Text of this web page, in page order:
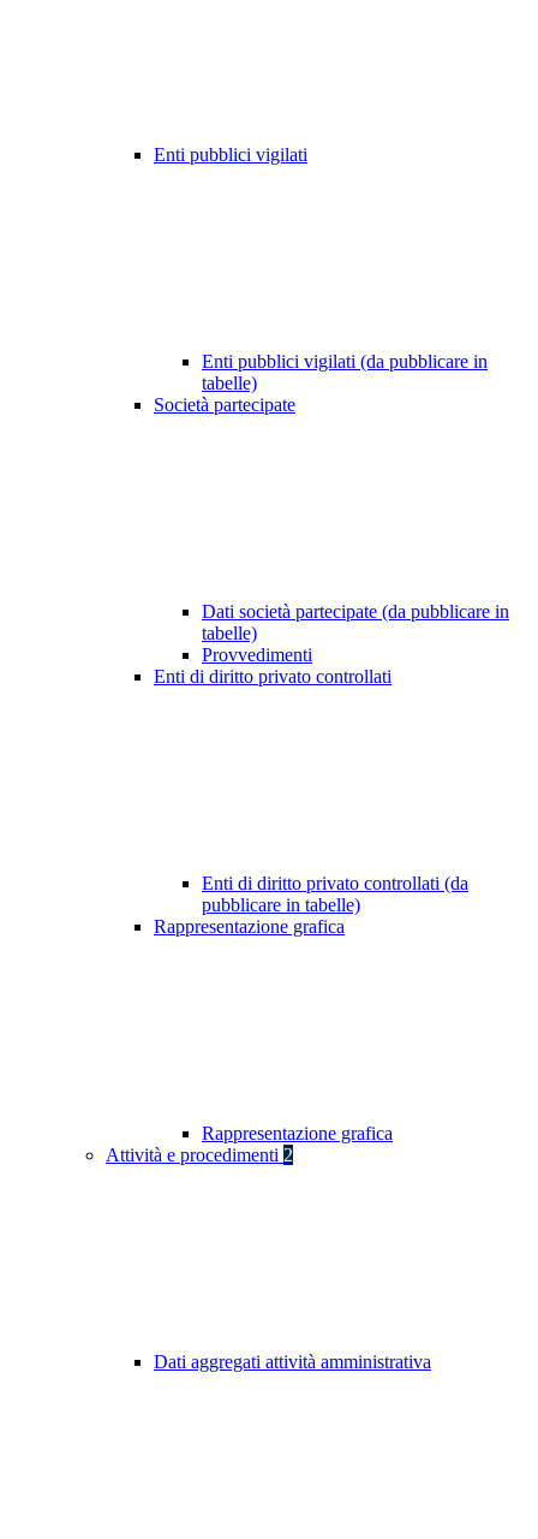
Enti pubblici vigilati
Enti pubblici vigilati (da pubblicare in
tabelle)
Società partecipate
Dati società partecipate (da pubblicare in
tabelle)
Provvedimenti
Enti di diritto privato controllati
Enti di diritto privato controllati (da
pubblicare in tabelle)
Rappresentazione grafica
Rappresentazione grafica
Attività e procedimenti 2
Dati aggregati attività amministrativa